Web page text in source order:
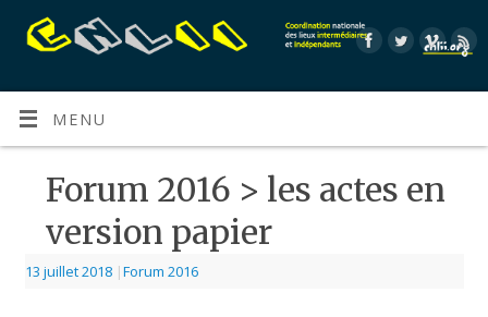
MENU
Forum 2016 > les actes en
version papier
13 juillet 2018 |Forum 2016